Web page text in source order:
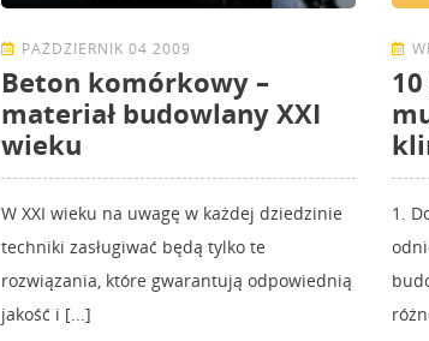
PAŹDZIERNIK 04 2009
Beton komórkowy –
materiał budowlany XXI
wieku
W XXI wieku na uwagę w każdej dziedzinie
techniki zasługiwać będą tylko te
rozwiązania, które gwarantują odpowiednią
jakość i [...]
1.